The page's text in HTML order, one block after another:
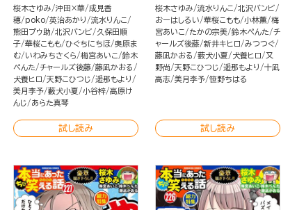
桜木さゆみ 沖田×華
成見香
穂
poko 英治あかり
流水りんこ
熊田プウ助
北沢バンビ
久保田順
子 華桜こもも ひぐちにちほ 奥原ま
む
いわみちさくら 梅宮あいこ
鈴木
ぺんた
チャールズ後藤 藤凪かおる
犬養ヒロ
天野こひつじ
遥那もより
美月李予 藪犬小夏 小谷梓 高原け
んじ
あらた真琴
試し読み
桜木さゆみ 流水りんこ
北沢バンビ
おーはしるい
華桜こもも 小林薫 梅
宮あいこ
たかの宗美 鈴木ぺんた
チ
ャールズ後藤 新井キヒロ
みつつぐ
藤凪かおる
薮犬小夏 犬養ヒロ
又
野尚
天野こひつじ 遥那もより
十凪
高志 美月李予 笹野ちはる
試し読み